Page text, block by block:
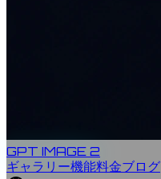
GPT IMAGE 2
ギャラリー機能料金ブログ